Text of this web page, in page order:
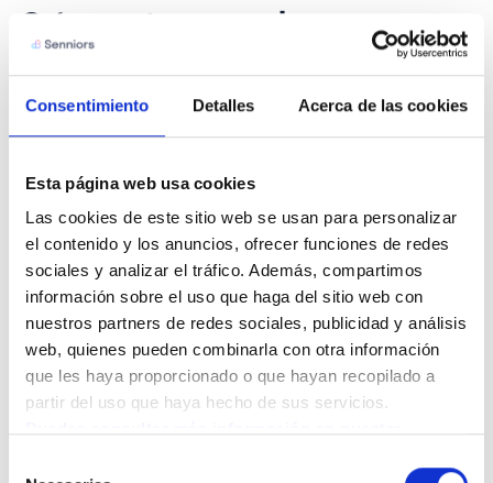
Consentimiento Detalles Acerca de las cookies
Esta página web usa cookies
Las cookies de este sitio web se usan para personalizar
el contenido y los anuncios, ofrecer funciones de redes
sociales y analizar el tráfico. Además, compartimos
información sobre el uso que haga del sitio web con
nuestros partners de redes sociales, publicidad y análisis
web, quienes pueden combinarla con otra información
que les haya proporcionado o que hayan recopilado a
partir del uso que haya hecho de sus servicios.
Cómo te ayudamos en
Senniors
EnSenniors, contamos concuidadores a domicilioy
ayudan a reforzar la seguridad y autonomía en casa.
Nuestros expertos valoran el entorno doméstico,
detectan riesgos y ofrecen soluciones personalizadas:
desde adaptar espacios hasta planificar rutinas más
seguras.
Checklist práctico de
seguridad en otoño